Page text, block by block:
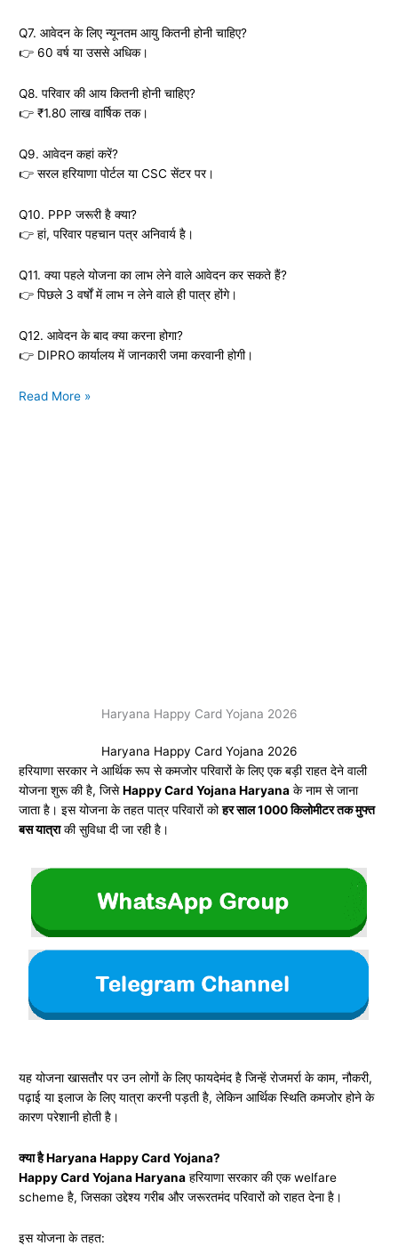
Q7. आवेदन के लिए न्यूनतम आयु कितनी होनी चाहिए?
👉 60 वर्ष या उससे अधिक।
Q8. परिवार की आय कितनी होनी चाहिए?
👉 ₹1.80 लाख वार्षिक तक।
Q9. आवेदन कहां करें?
👉 सरल हरियाणा पोर्टल या CSC सेंटर पर।
Q10. PPP जरूरी है क्या?
👉 हां, परिवार पहचान पत्र अनिवार्य है।
Q11. क्या पहले योजना का लाभ लेने वाले आवेदन कर सकते हैं?
👉 पिछले 3 वर्षों में लाभ न लेने वाले ही पात्र होंगे।
Q12. आवेदन के बाद क्या करना होगा?
👉 DIPRO कार्यालय में जानकारी जमा करवानी होगी।
Haryana
Read More »
Haryana Happy Card Yojana 2026
Haryana Happy Card Yojana 2026
हरियाणा सरकार ने आर्थिक रूप से कमजोर परिवारों के लिए एक बड़ी राहत देने वाली
योजना शुरू की है, जिसेHappy Card Yojana Haryana के नाम से जाना
जाता है। इस योजना के तहत पात्र परिवारों कोहर साल 1000 किलोमीटर तक मुफ्त
बस यात्राकी सुविधा दी जा रही है।
यह योजना खासतौर पर उन लोगों के लिए फायदेमंद है जिन्हें रोजमर्रा के काम, नौकरी,
पढ़ाई या इलाज के लिए यात्रा करनी पड़ती है, लेकिन आर्थिक स्थिति कमजोर होने के
कारण परेशानी होती है।
क्या है Haryana Happy Card Yojana?
Happy Card Yojana Haryana हरियाणा सरकार की एक welfare
scheme है, जिसका उद्देश्य गरीब और जरूरतमंद परिवारों को राहत देना है।
इस योजना के तहत: